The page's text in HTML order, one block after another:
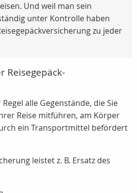
Und weil man sein
unter Kontrolle haben
zu jeder
Reisegepäck-
alle Gegenstände, die Sie
Reise mitführen, am Körper
ein Transportmittel befördert
leistet z. B. Ersatz des